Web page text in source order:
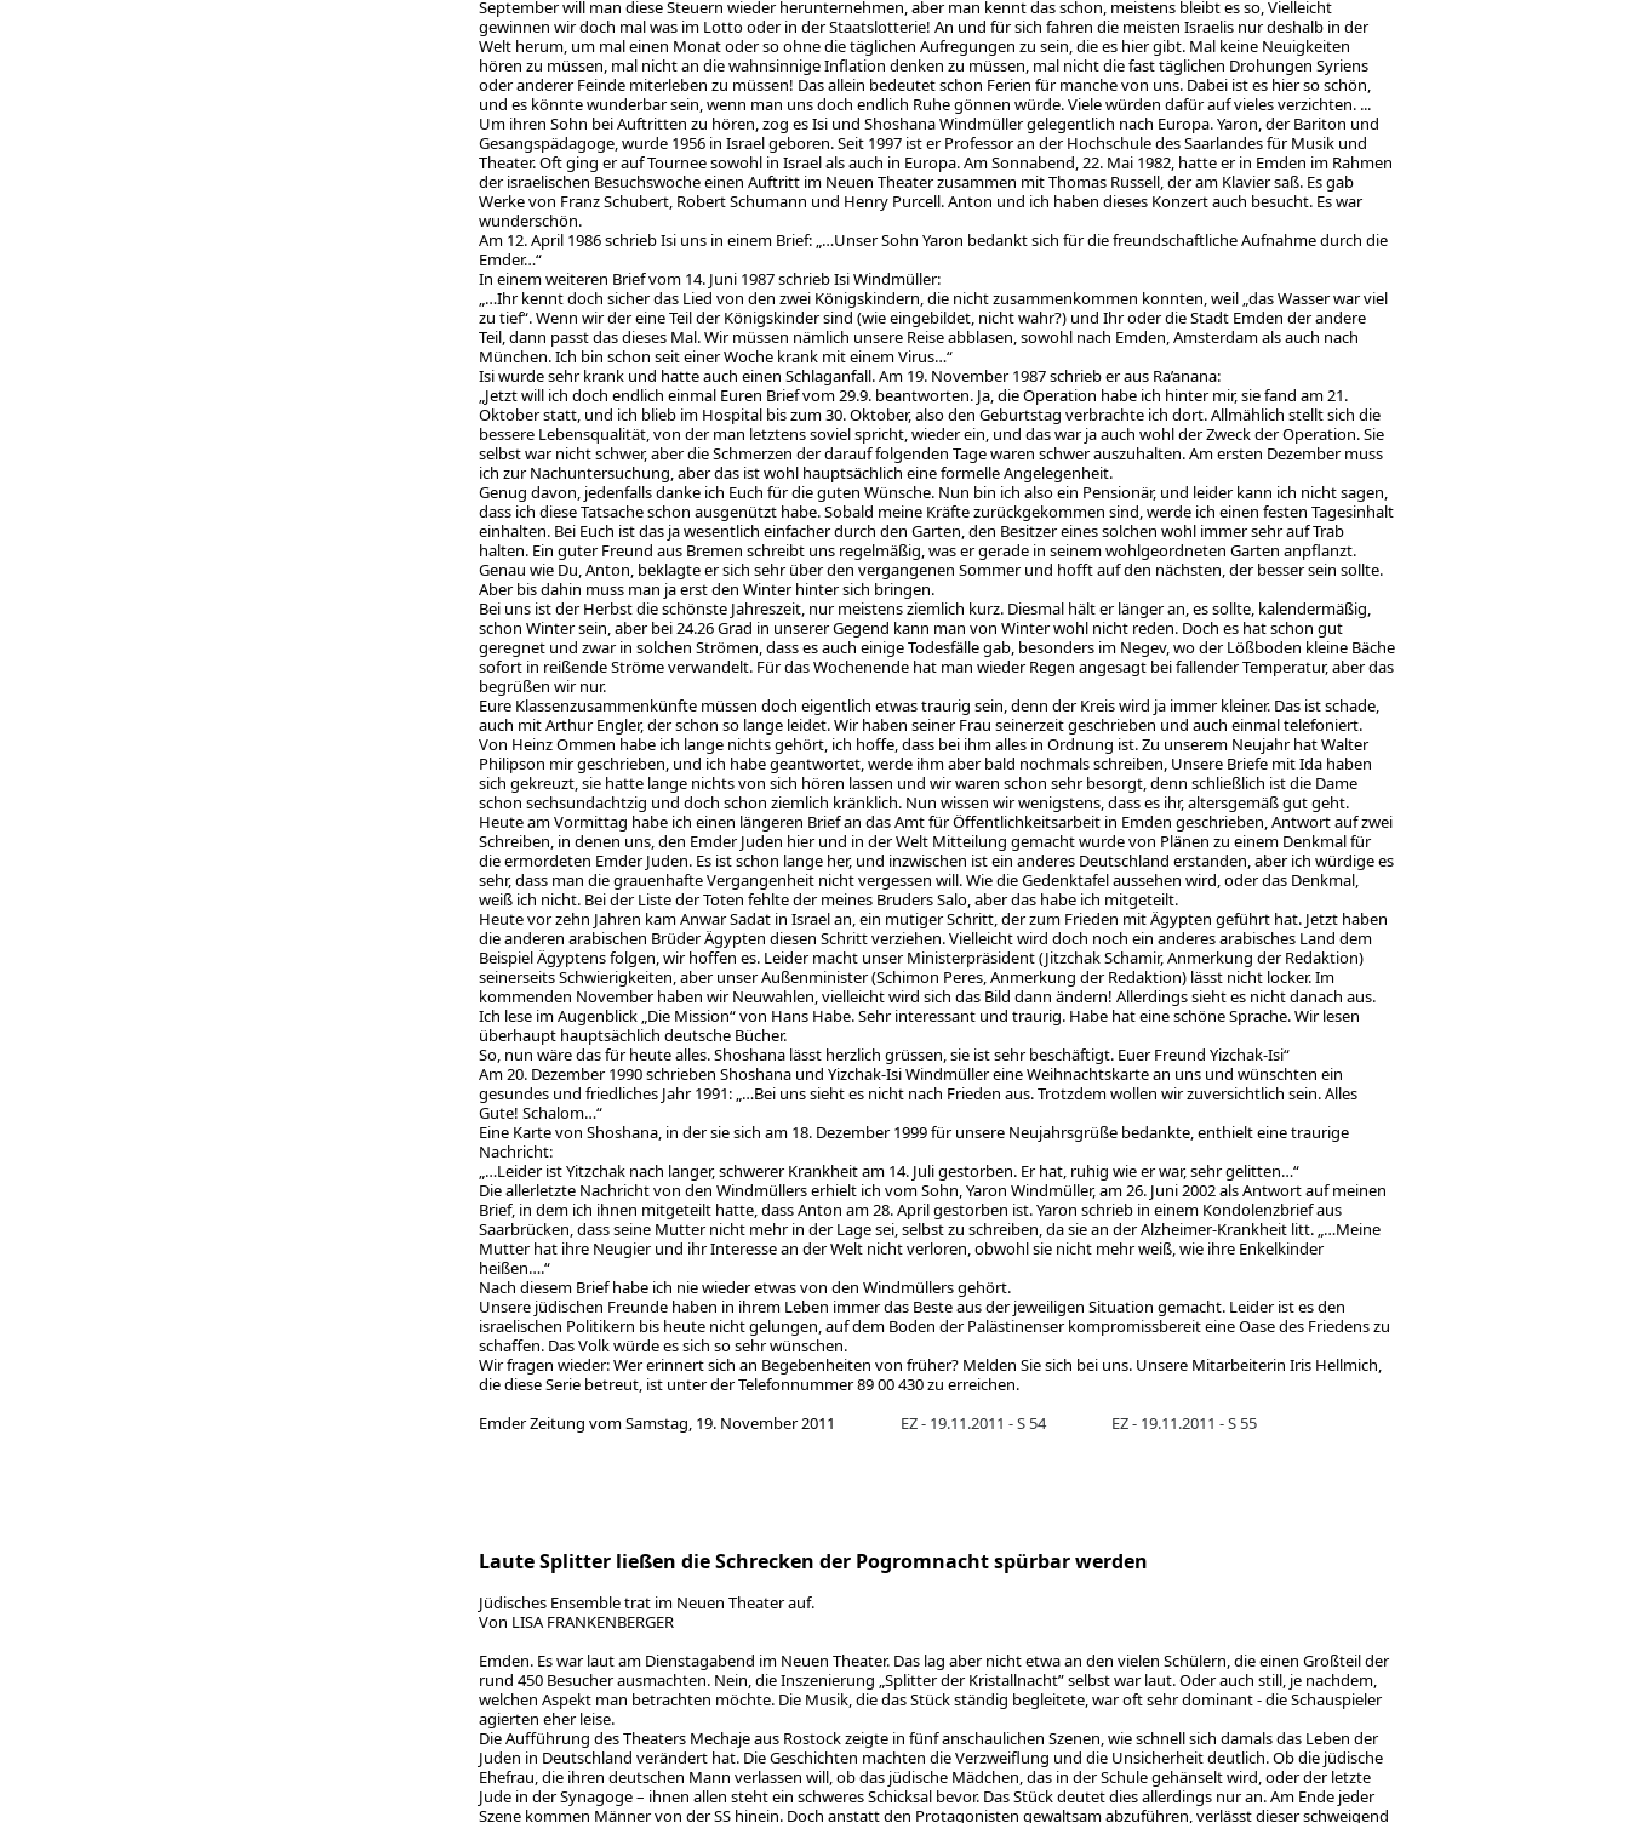
September will man diese Steuern wieder herunternehmen, aber man kennt das schon, meistens bleibt es so, Vielleicht
gewinnen wir doch mal was im Lotto oder in der Staatslotterie! An und für sich fahren die meisten Israelis nur deshalb in der
Welt herum, um mal einen Monat oder so ohne die täglichen Aufregungen zu sein, die es hier gibt. Mal keine Neuigkeiten
hören zu müssen, mal nicht an die wahnsinnige Inflation denken zu müssen, mal nicht die fast täglichen Drohungen Syriens
oder anderer Feinde miterleben zu müssen! Das allein bedeutet schon Ferien für manche von uns. Dabei ist es hier so schön,
und es könnte wunderbar sein, wenn man uns doch endlich Ruhe gönnen würde. Viele würden dafür auf vieles verzichten. ...
Um ihren Sohn bei Auftritten zu hören, zog es Isi und Shoshana Windmüller gelegentlich nach Europa. Yaron, der Bariton und
Gesangspädagoge, wurde 1956 in Israel geboren. Seit 1997 ist er Professor an der Hochschule des Saarlandes für Musik und
Theater. Oft ging er auf Tournee sowohl in Israel als auch in Europa. Am Sonnabend, 22. Mai 1982, hatte er in Emden im Rahmen
der israelischen Besuchswoche einen Auftritt im Neuen Theater zusammen mit Thomas Russell, der am Klavier saß. Es gab
Werke von Franz Schubert, Robert Schumann und Henry Purcell. Anton und ich haben dieses Konzert auch besucht. Es war
wunderschön.
Am 12. April 1986 schrieb Isi uns in einem Brief: „…Unser Sohn Yaron bedankt sich für die freundschaftliche Aufnahme durch die
Emder…“
In einem weiteren Brief vom 14. Juni 1987 schrieb Isi Windmüller:
„…Ihr kennt doch sicher das Lied von den zwei Königskindern, die nicht zusammenkommen konnten, weil „das Wasser war viel
zu tief“. Wenn wir der eine Teil der Königskinder sind (wie eingebildet, nicht wahr?) und Ihr oder die Stadt Emden der andere
Teil, dann passt das dieses Mal. Wir müssen nämlich unsere Reise abblasen, sowohl nach Emden, Amsterdam als auch nach
München. Ich bin schon seit einer Woche krank mit einem Virus…“
Isi wurde sehr krank und hatte auch einen Schlaganfall. Am 19. November 1987 schrieb er aus Ra’anana:
„Jetzt will ich doch endlich einmal Euren Brief vom 29.9. beantworten. Ja, die Operation habe ich hinter mir, sie fand am 21.
Oktober statt, und ich blieb im Hospital bis zum 30. Oktober, also den Geburtstag verbrachte ich dort. Allmählich stellt sich die
bessere Lebensqualität, von der man letztens soviel spricht, wieder ein, und das war ja auch wohl der Zweck der Operation. Sie
selbst war nicht schwer, aber die Schmerzen der darauf folgenden Tage waren schwer auszuhalten. Am ersten Dezember muss
ich zur Nachuntersuchung, aber das ist wohl hauptsächlich eine formelle Angelegenheit.
Genug davon, jedenfalls danke ich Euch für die guten Wünsche. Nun bin ich also ein Pensionär, und leider kann ich nicht sagen,
dass ich diese Tatsache schon ausgenützt habe. Sobald meine Kräfte zurückgekommen sind, werde ich einen festen Tagesinhalt
einhalten. Bei Euch ist das ja wesentlich einfacher durch den Garten, den Besitzer eines solchen wohl immer sehr auf Trab
halten. Ein guter Freund aus Bremen schreibt uns regelmäßig, was er gerade in seinem wohlgeordneten Garten anpflanzt.
Genau wie Du, Anton, beklagte er sich sehr über den vergangenen Sommer und hofft auf den nächsten, der besser sein sollte.
Aber bis dahin muss man ja erst den Winter hinter sich bringen.
Bei uns ist der Herbst die schönste Jahreszeit, nur meistens ziemlich kurz. Diesmal hält er länger an, es sollte, kalendermäßig,
schon Winter sein, aber bei 24.26 Grad in unserer Gegend kann man von Winter wohl nicht reden. Doch es hat schon gut
geregnet und zwar in solchen Strömen, dass es auch einige Todesfälle gab, besonders im Negev, wo der Lößboden kleine Bäche
sofort in reißende Ströme verwandelt. Für das Wochenende hat man wieder Regen angesagt bei fallender Temperatur, aber das
begrüßen wir nur.
Eure Klassenzusammenkünfte müssen doch eigentlich etwas traurig sein, denn der Kreis wird ja immer kleiner. Das ist schade,
auch mit Arthur Engler, der schon so lange leidet. Wir haben seiner Frau seinerzeit geschrieben und auch einmal telefoniert.
Von Heinz Ommen habe ich lange nichts gehört, ich hoffe, dass bei ihm alles in Ordnung ist. Zu unserem Neujahr hat Walter
Philipson mir geschrieben, und ich habe geantwortet, werde ihm aber bald nochmals schreiben, Unsere Briefe mit Ida haben
sich gekreuzt, sie hatte lange nichts von sich hören lassen und wir waren schon sehr besorgt, denn schließlich ist die Dame
schon sechsundachtzig und doch schon ziemlich kränklich. Nun wissen wir wenigstens, dass es ihr, altersgemäß gut geht.
Heute am Vormittag habe ich einen längeren Brief an das Amt für Öffentlichkeitsarbeit in Emden geschrieben, Antwort auf zwei
Schreiben, in denen uns, den Emder Juden hier und in der Welt Mitteilung gemacht wurde von Plänen zu einem Denkmal für
die ermordeten Emder Juden. Es ist schon lange her, und inzwischen ist ein anderes Deutschland erstanden, aber ich würdige es
sehr, dass man die grauenhafte Vergangenheit nicht vergessen will. Wie die Gedenktafel aussehen wird, oder das Denkmal,
weiß ich nicht. Bei der Liste der Toten fehlte der meines Bruders Salo, aber das habe ich mitgeteilt.
Heute vor zehn Jahren kam Anwar Sadat in Israel an, ein mutiger Schritt, der zum Frieden mit Ägypten geführt hat. Jetzt haben
die anderen arabischen Brüder Ägypten diesen Schritt verziehen. Vielleicht wird doch noch ein anderes arabisches Land dem
Beispiel Ägyptens folgen, wir hoffen es. Leider macht unser Ministerpräsident (Jitzchak Schamir, Anmerkung der Redaktion)
seinerseits Schwierigkeiten, aber unser Außenminister (Schimon Peres, Anmerkung der Redaktion) lässt nicht locker. Im
kommenden November haben wir Neuwahlen, vielleicht wird sich das Bild dann ändern! Allerdings sieht es nicht danach aus.
Ich lese im Augenblick „Die Mission“ von Hans Habe. Sehr interessant und traurig. Habe hat eine schöne Sprache. Wir lesen
überhaupt hauptsächlich deutsche Bücher.
So, nun wäre das für heute alles. Shoshana lässt herzlich grüssen, sie ist sehr beschäftigt. Euer Freund Yizchak-Isi“
Am 20. Dezember 1990 schrieben Shoshana und Yizchak-Isi Windmüller eine Weihnachtskarte an uns und wünschten ein
gesundes und friedliches Jahr 1991: „…Bei uns sieht es nicht nach Frieden aus. Trotzdem wollen wir zuversichtlich sein. Alles
Gute! Schalom…“
Eine Karte von Shoshana, in der sie sich am 18. Dezember 1999 für unsere Neujahrsgrüße bedankte, enthielt eine traurige
Nachricht:
„…Leider ist Yitzchak nach langer, schwerer Krankheit am 14. Juli gestorben. Er hat, ruhig wie er war, sehr gelitten…“
Die allerletzte Nachricht von den Windmüllers erhielt ich vom Sohn, Yaron Windmüller, am 26. Juni 2002 als Antwort auf meinen
Brief, in dem ich ihnen mitgeteilt hatte, dass Anton am 28. April gestorben ist. Yaron schrieb in einem Kondolenzbrief aus
Saarbrücken, dass seine Mutter nicht mehr in der Lage sei, selbst zu schreiben, da sie an der Alzheimer-Krankheit litt. „…Meine
Mutter hat ihre Neugier und ihr Interesse an der Welt nicht verloren, obwohl sie nicht mehr weiß, wie ihre Enkelkinder
heißen….“
Nach diesem Brief habe ich nie wieder etwas von den Windmüllers gehört.
Unsere jüdischen Freunde haben in ihrem Leben immer das Beste aus der jeweiligen Situation gemacht. Leider ist es den
israelischen Politikern bis heute nicht gelungen, auf dem Boden der Palästinenser kompromissbereit eine Oase des Friedens zu
schaffen. Das Volk würde es sich so sehr wünschen.
Wir fragen wieder: Wer erinnert sich an Begebenheiten von früher? Melden Sie sich bei uns. Unsere Mitarbeiterin Iris Hellmich,
die diese Serie betreut, ist unter der Telefonnummer 89 00 430 zu erreichen.
Emder Zeitung vom Samstag, 19. November 2011 EZ - 19.11.2011 - S 54 EZ - 19.11.2011 - S 55
Laute Splitter ließen die Schrecken der Pogromnacht spürbar werden
Jüdisches Ensemble trat im Neuen Theater auf.
Von LISA FRANKENBERGER
Emden. Es war laut am Dienstagabend im Neuen Theater. Das lag aber nicht etwa an den vielen Schülern, die einen Großteil der
rund 450 Besucher ausmachten. Nein, die Inszenierung „Splitter der Kristallnacht” selbst war laut. Oder auch still, je nachdem,
welchen Aspekt man betrachten möchte. Die Musik, die das Stück ständig begleitete, war oft sehr dominant - die Schauspieler
agierten eher leise.
Die Aufführung des Theaters Mechaje aus Rostock zeigte in fünf anschaulichen Szenen, wie schnell sich damals das Leben der
Juden in Deutschland verändert hat. Die Geschichten machten die Verzweiflung und die Unsicherheit deutlich. Ob die jüdische
Ehefrau, die ihren deutschen Mann verlassen will, ob das jüdische Mädchen, das in der Schule gehänselt wird, oder der letzte
Jude in der Synagoge – ihnen allen steht ein schweres Schicksal bevor. Das Stück deutet dies allerdings nur an. Am Ende jeder
Szene kommen Männer von der SS hinein. Doch anstatt den Protagonisten gewaltsam abzuführen, verlässt dieser schweigend